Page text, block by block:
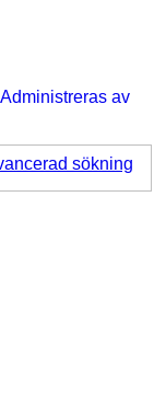
av
sökning